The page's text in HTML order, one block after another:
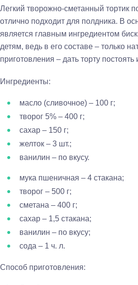
Легкий творожно-сметанный тортик
отлично подходит для полдника. В
является главным ингредиентом
детям, ведь в его составе – только
приготовления – дать торту
Ингредиенты:
масло (сливочное) – 100 г;
творог 5% – 400 г;
сахар – 150 г;
желток – 3 шт.;
ванилин – по вкусу.
мука пшеничная – 4 стакана;
творог – 500 г;
сметана – 400 г;
сахар – 1,5 стакана;
ванилин – по вкусу;
сода – 1 ч. л.
Способ приготовления: